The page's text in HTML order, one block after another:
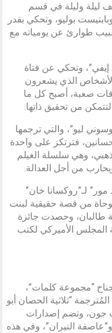
ليلة وليلة في قسم
بوليو، وتحكي بقدر
طوارئ عن يومياته مع
إيفي”، وتحكي عن فتاة
الذي يشعرون
صعبة، أصبح كل ما
من تحقيق ذاتها.
ليو”، والتي ترجمها
فترتكز على واحدة
وهي سلسلة الغيلم
من أجل العدالة.
مور” لـ”روكسانا خان”
من قصة حقيقية لبنت
طالبان، وحصدت جائزة
المجلس الأميركي لكتب
“مجموعة كلمات”،
“ثلاثية الحصان أبو
جون، وتضم إصدارات
النيران”، وفي هذه